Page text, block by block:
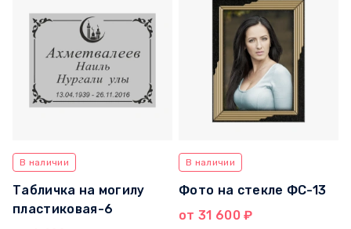
В наличии
Табличка на могилу
пластиковая-6
В наличии
Фото на стекле ФС-13
от 31 600 ₽